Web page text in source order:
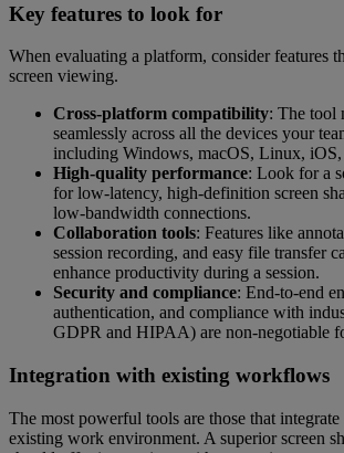
Key features to look for
When evaluating a platform, consider features
screen viewing.
Cross-platform compatibility: The tool
seamlessly across all the devices your
including Windows, macOS, Linux,
High-quality performance: Look for a
for low-latency, high-definition screen
low-bandwidth connections.
Collaboration tools: Features like
session recording, and easy file transfer
enhance productivity during a session.
Security and compliance: End-to-end
authentication, and compliance with
GDPR and HIPAA) are non-negotiable
Integration with existing workflows
The most powerful tools are those that
existing work environment. A superior screen